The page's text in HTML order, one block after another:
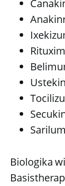
Biologika